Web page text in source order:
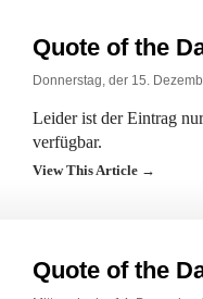
Quote of the
Donnerstag, der 15.
Leider ist der Eintrag
verfügbar.
View This Article →
Quote of the